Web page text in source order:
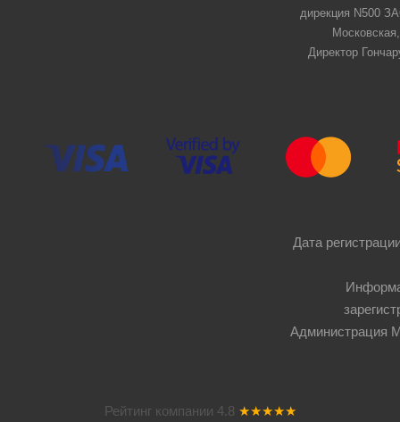
дирекция N500
Директор
Дата
Администрация
Рейтинг компании 4.8 ★★★★★